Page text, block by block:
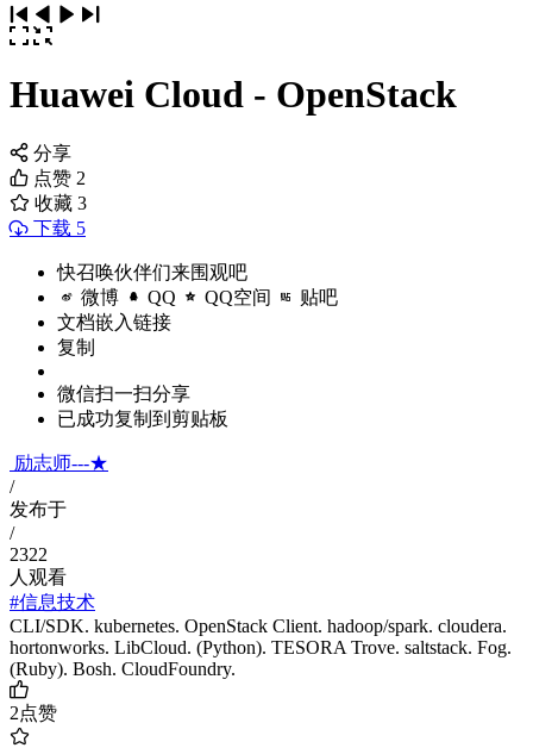
Huawei Cloud - OpenStack
分享
点赞 2
收藏 3
下载 5
快召唤伙伴们来围观吧
微博 QQ QQ空间 贴吧
文档嵌入链接
复制
微信扫一扫分享
已成功复制到剪贴板
励志师---★
/
发布于
/
2322
人观看
#信息技术
CLI/SDK. kubernetes. OpenStack Client. hadoop/spark. cloudera.
hortonworks. LibCloud. (Python). TESORA Trove. saltstack. Fog.
(Ruby). Bosh. CloudFoundry.
2点赞